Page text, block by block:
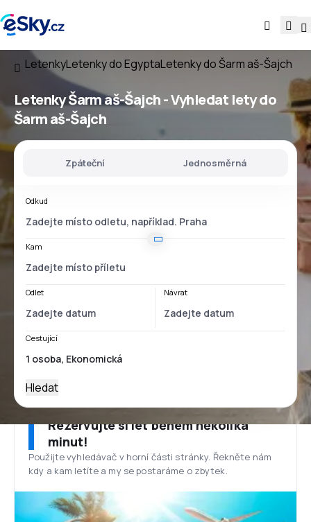
LetenkyLetenky do EgyptaLetenky do Šarm aš-Šajch
Letenky Šarm aš-Šajch - Vyhledat lety do
Šarm aš-Šajch
Zpáteční Jednosměrná
Odkud
Kam
Odlet Návrat
Cestující
Hledat
Rezervujte si let během několika
minut!
Použijte vyhledávač v horní části stránky. Řekněte nám
kdy a kam letíte a my se postaráme o zbytek.